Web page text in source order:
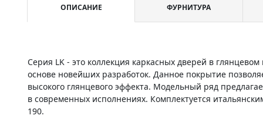
ОПИСАНИЕ ФУРНИТУРА
Серия LK - это коллекция каркасных дверей в
основе новейших разработок. Данное покрытие
высокого глянцевого эффекта. Модельный ряд
в современных исполнениях. Комплектуется
190.